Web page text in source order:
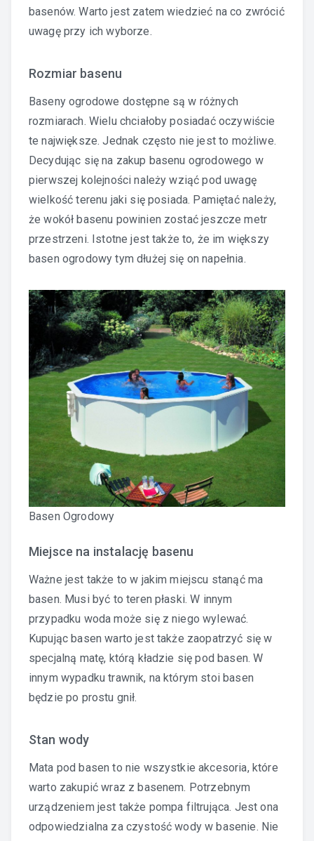
basenów. Warto jest zatem wiedzieć na co zwrócić
uwagę przy ich wyborze.
Rozmiar basenu
Baseny ogrodowe dostępne są w różnych
rozmiarach. Wielu chciałoby posiadać oczywiście
te największe. Jednak często nie jest to możliwe.
Decydując się na zakup basenu ogrodowego w
pierwszej kolejności należy wziąć pod uwagę
wielkość terenu jaki się posiada. Pamiętać należy,
że wokół basenu powinien zostać jeszcze metr
przestrzeni. Istotne jest także to, że im większy
basen ogrodowy tym dłużej się on napełnia.
Basen Ogrodowy
Miejsce na instalację basenu
Ważne jest także to w jakim miejscu stanąć ma
basen. Musi być to teren płaski. W innym
przypadku woda może się z niego wylewać.
Kupując basen warto jest także zaopatrzyć się w
specjalną matę, którą kładzie się pod basen. W
innym wypadku trawnik, na którym stoi basen
będzie po prostu gnił.
Stan wody
Mata pod basen to nie wszystkie akcesoria, które
warto zakupić wraz z basenem. Potrzebnym
urządzeniem jest także pompa filtrująca. Jest ona
odpowiedzialna za czystość wody w basenie. Nie